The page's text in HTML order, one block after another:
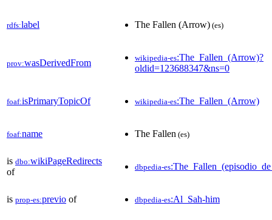
rdfs:label The Fallen (Arrow) (es)
prov:wasDerivedFrom wikipedia-es:The_Fallen_(Arrow)?
oldid=123688347&ns=0
foaf:isPrimaryTopicOf wikipedia-es:The_Fallen_(Arrow)
foaf:name The Fallen (es)
is dbo:wikiPageRedirects
of
dbpedia-es
is prop-es:previo of dbpedia-es:Al_Sah-him